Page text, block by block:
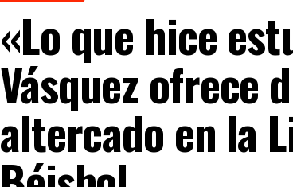
«Lo que hice
Vásquez ofrece
altercado en la